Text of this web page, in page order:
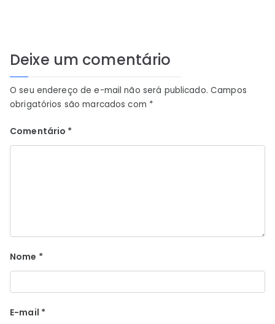
Deixe um comentário
O seu endereço de e-mail não será publicado. Campos
obrigatórios são marcados com *
Comentário *
Nome *
E-mail *